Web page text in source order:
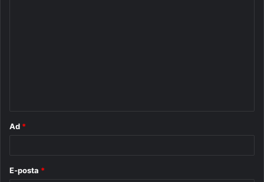
Ad *
E-posta *